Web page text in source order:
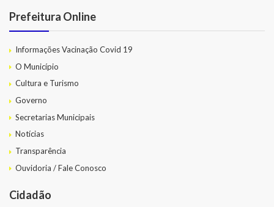
Prefeitura Online
Informações Vacinação Covid 19
O Município
Cultura e Turismo
Governo
Secretarias Municipais
Notícias
Transparência
Ouvidoria / Fale Conosco
Cidadão